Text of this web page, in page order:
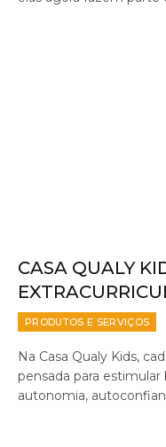
CASA QUALY
PRODUTOS E SERVIÇOS
Na Casa Qualy Kids,
pensada para
autonomia,